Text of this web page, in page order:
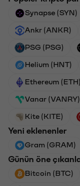
Synapse (SYN)
Ankr (ANKR)
PSG (PSG)
Helium (HNT)
Ethereum (ETH)
Vanar (VANRY)
Kite (KITE)
Yeni eklenenler
Gram (GRAM)
Günün öne
Bitcoin (BTC)